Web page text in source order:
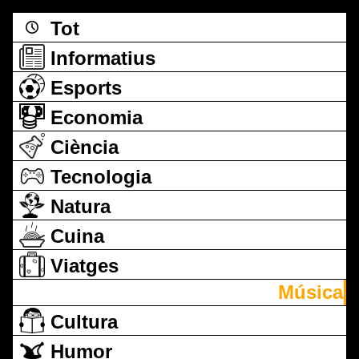
Tot
Informatius
Esports
Economia
Ciència
Tecnologia
Natura
Cuina
Viatges
Música
Cultura
Humor